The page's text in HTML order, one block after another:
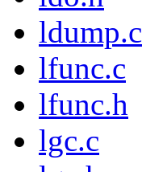
ldump.c
lfunc.c
lfunc.h
lgc.c